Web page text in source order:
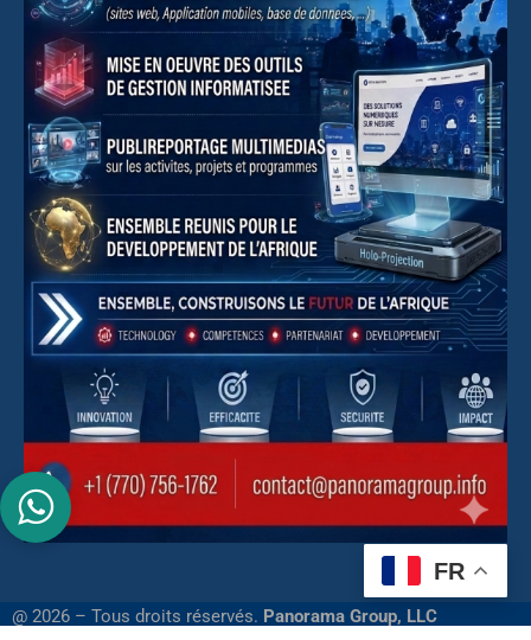
@ 2026 – Tous droits réservés. Panorama Group, LLC
FR